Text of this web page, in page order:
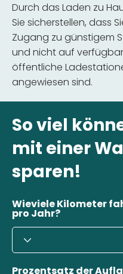
Durch das Laden zu
Sie sicherstellen, dass
Zugang zu günstigem
und nicht auf
öffentliche
angewiesen sind.
So viel
mit einer
sparen!
Wieviele Kilometer
pro Jahr?
Prozentsatz der